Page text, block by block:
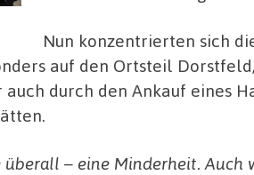
Nun konzentrierten sich
auf den Ortsteil
durch den Ankauf eines
– eine Minderheit. Auch